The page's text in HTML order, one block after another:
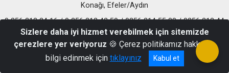
Konağı, Efeler/Aydın
0 256 212 24 16 / 0 256 212 42 59 / 0256 214 55 88 / 0256 213 44
11
Sizlere daha iyi hizmet verebilmek için sitemizde
çerezlere yer veriyoruz 🍪 Çerez politikamız hakkında
bilgi edinmek için tıklayınız Kabul et